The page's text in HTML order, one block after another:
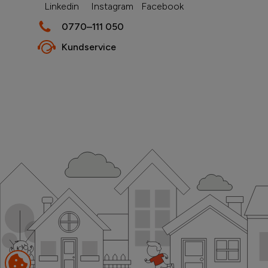
Linkedin Instagram
Facebook
0770–111 050
Kundservice